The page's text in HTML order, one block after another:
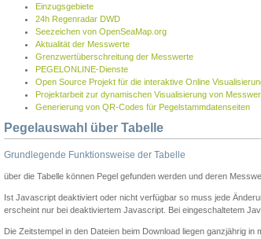
Einzugsgebiete
24h Regenradar DWD
Seezeichen von OpenSeaMap.org
Aktualität der Messwerte
Grenzwertüberschreitung der Messwerte
PEGELONLINE-Dienste
Open Source Projekt für die interaktive Online
Projektarbeit zur dynamischen Visualisierung von
Generierung von QR-Codes für Pegelstammdatenseiten
Pegelauswahl über Tabelle
Grundlegende Funktionsweise der Tabelle
über die Tabelle können Pegel gefunden werden und deren
Ist Javascript deaktiviert oder nicht verfügbar so muss jede
erscheint nur bei deaktiviertem Javascript. Bei eingeschaltetem
Die Zeitstempel in den Dateien beim Download liegen ganzjährig in